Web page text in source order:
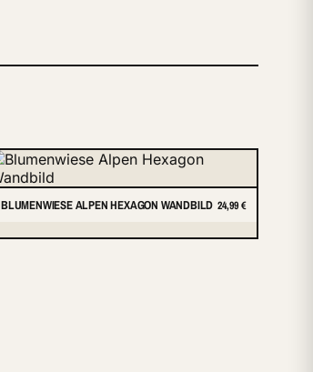
BLUMENWIESE ALPEN HEXAGON WANDBILD 24,99 €